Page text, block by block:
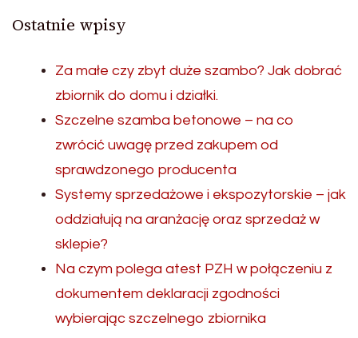
Ostatnie wpisy
Za małe czy zbyt duże szambo? Jak dobrać
zbiornik do domu i działki.
Szczelne szamba betonowe – na co
zwrócić uwagę przed zakupem od
sprawdzonego producenta
Systemy sprzedażowe i ekspozytorskie – jak
oddziałują na aranżację oraz sprzedaż w
sklepie?
Na czym polega atest PZH w połączeniu z
dokumentem deklaracji zgodności
wybierając szczelnego zbiornika